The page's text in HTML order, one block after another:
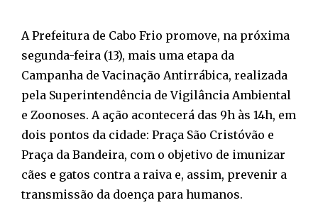
A Prefeitura de Cabo Frio promove, na próxima
segunda-feira (13), mais uma etapa da
Campanha de Vacinação Antirrábica, realizada
pela Superintendência de Vigilância Ambiental
e Zoonoses. A ação acontecerá das 9h às 14h, em
dois pontos da cidade: Praça São Cristóvão e
Praça da Bandeira, com o objetivo de imunizar
cães e gatos contra a raiva e, assim, prevenir a
transmissão da doença para humanos.